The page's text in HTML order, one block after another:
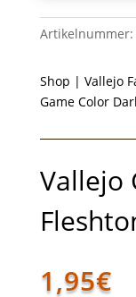
Artikelnummer:
Shop | Vallejo
Game Color
Vallejo
1,95€